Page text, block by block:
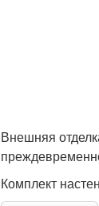
Внешняя
Комплект